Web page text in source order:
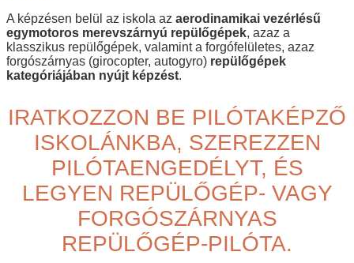
A képzésen belül az iskola az aerodinamikai vezérlésű
egymotoros merevszárnyú repülőgépek, azaz a
klasszikus repülőgépek, valamint a forgófelületes, azaz
forgószárnyas (girocopter, autogyro) repülőgépek
kategóriájában nyújt képzést.
IRATKOZZON BE PILÓTAKÉPZŐ
ISKOLÁNKBA, SZEREZZEN
PILÓTAENGEDÉLYT, ÉS
LEGYEN REPÜLŐGÉP- VAGY
FORGÓSZÁRNYAS
REPÜLŐGÉP-PILÓTA.